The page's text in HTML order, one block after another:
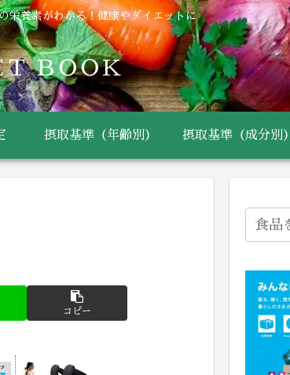
栄養素がわかる！健康やダイエットに
Ｔ ＢＯＯＫ
摂取基準（年齢別） 摂取基準（成分別）
コピー